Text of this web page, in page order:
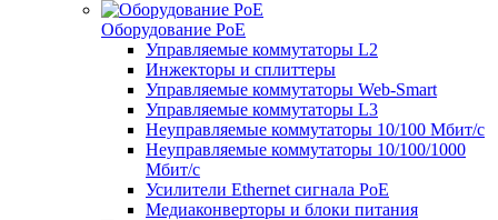
Оборудование PoE
Управляемые коммутаторы L2
Инжекторы и сплиттеры
Управляемые коммутаторы Web-Smart
Управляемые коммутаторы L3
Неуправляемые коммутаторы 10/100 Мбит/с
Неуправляемые коммутаторы 10/100/1000
Мбит/с
Усилители Ethernet сигнала PoE
Медиаконверторы и блоки питания